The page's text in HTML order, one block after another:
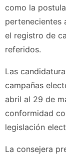
como la
pertenecientes
el registro de
referidos.
Las
campañas
abril al 29 de
conformidad
legislación
La consejera